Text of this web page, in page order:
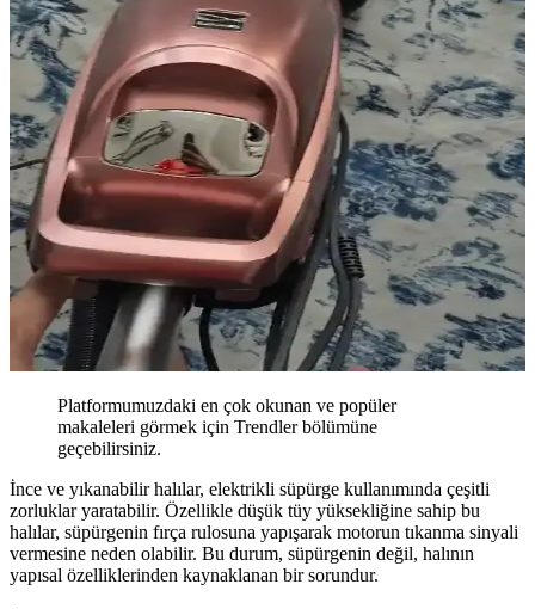
Platformumuzdaki en çok okunan ve popüler
makaleleri görmek için Trendler bölümüne
geçebilirsiniz.
İnce ve yıkanabilir halılar, elektrikli süpürge kullanımında çeşitli
zorluklar yaratabilir. Özellikle düşük tüy yüksekliğine sahip bu
halılar, süpürgenin fırça rulosuna yapışarak motorun tıkanma sinyali
vermesine neden olabilir. Bu durum, süpürgenin değil, halının
yapısal özelliklerinden kaynaklanan bir sorundur.